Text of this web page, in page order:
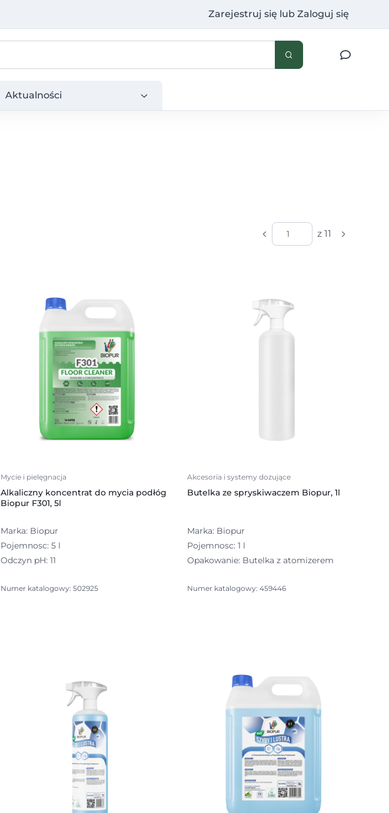
Zarejestruj się lubZaloguj się
Aktualności
z 11
Mycie i pielęgnacja
Alkaliczny koncentrat do mycia podłóg
Biopur F301, 5l
Marka: Biopur
Pojemnosc: 5 l
Odczyn pH: 11
Numer katalogowy: 502925
Akcesoria i systemy dozujące
Butelka ze spryskiwaczem Biopur, 1l
Marka: Biopur
Pojemnosc: 1 l
Opakowanie: Butelka z atomizerem
Numer katalogowy: 459446